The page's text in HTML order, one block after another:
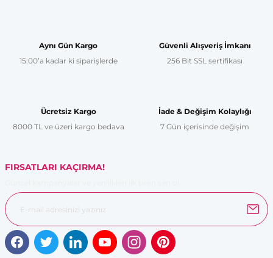
Ürün resmi kalitesiz, bozuk veya görüntülenemiyor.
Ürün fiyatı diğer sitelerden daha pahalı.
Aynı Gün Kargo
15:00’a kadar ki siparişlerde
Güvenli Alışveriş İmkanı
256 Bit SSL sertifikası
Ücretsiz Kargo
8000 TL ve üzeri kargo bedava
İade & Değişim Kolaylığı
7 Gün içerisinde değişim
FIRSATLARI KAÇIRMA!